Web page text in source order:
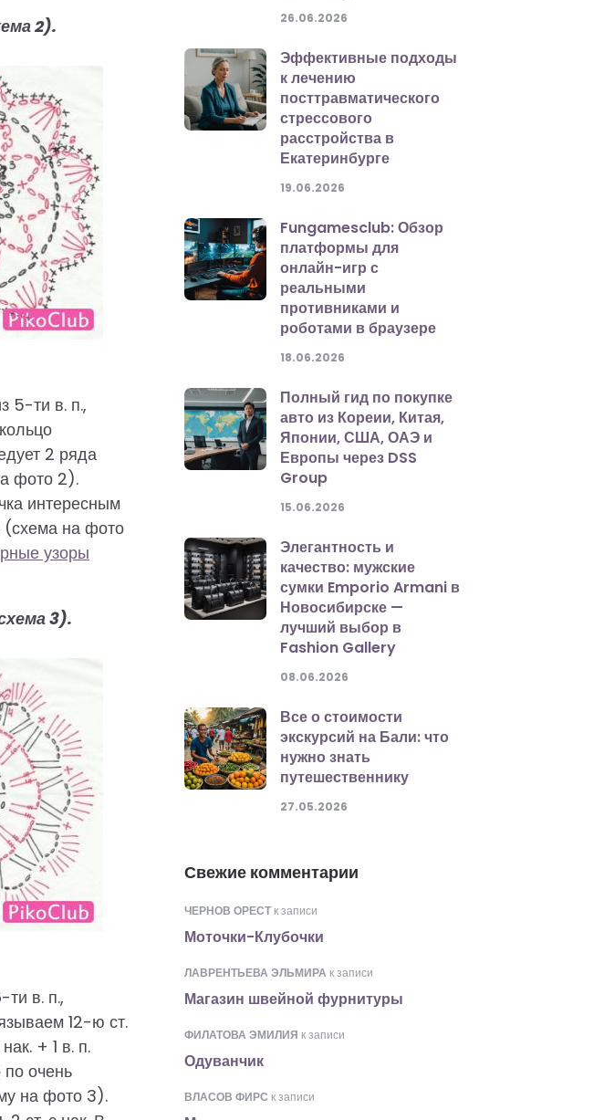
2).
5-ти в. п.,
2 ряда
фото 2).
интересным
(схема на фото
узоры
3).
в. п.,
12-ю ст.
+ 1 в. п.
по очень
на фото 3).
26.06.2026
Эффективные подходы
к лечению
посттравматического
стрессового
расстройства в
Екатеринбурге
19.06.2026
Fungamesclub: Обзор
платформы для
онлайн-игр с
реальными
противниками и
роботами в браузере
18.06.2026
Полный гид по покупке
авто из Кореии, Китая,
Японии, США, ОАЭ и
Европы через DSS
Group
15.06.2026
Элегантность и
качество: мужские
сумки Emporio Armani в
Новосибирске —
лучший выбор в
Fashion Gallery
08.06.2026
Все о стоимости
экскурсий на Бали: что
нужно знать
путешественнику
27.05.2026
Свежие комментарии
ЧЕРНОВ ОРЕСТк записи
Моточки-Клубочки
ЛАВРЕНТЬЕВА ЭЛЬМИРА к записи
Магазин швейной фурнитуры
ФИЛАТОВА ЭМИЛИЯ к записи
Одуванчик
ВЛАСОВ ФИРС к записи